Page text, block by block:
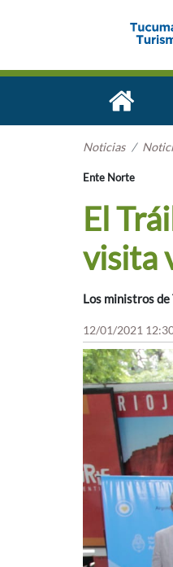
Noticias
Ente Norte
El
visita
Los ministros
12/01/2021